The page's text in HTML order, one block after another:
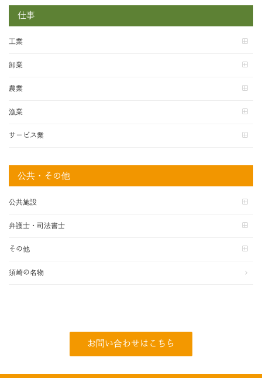
仕事
工業
卸業
農業
漁業
サービス業
公共・その他
公共施設
弁護士・司法書士
その他
須崎の名物
お問い合わせはこちら